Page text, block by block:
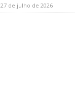
27 de julho de 2026